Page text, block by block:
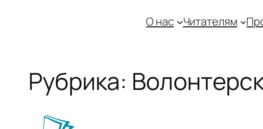
О нас Читателям
Рубрика: